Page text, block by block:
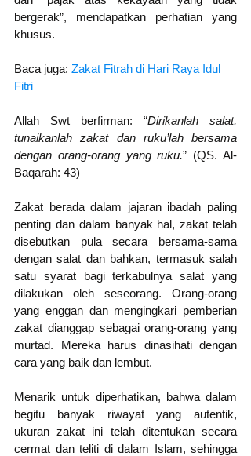
bergerak”, mendapatkan perhatian yang
khusus.
Baca juga: Zakat Fitrah di Hari Raya Idul
Fitri
Allah Swt berfirman: “Dirikanlah salat,
tunaikanlah zakat dan ruku’lah bersama
dengan orang-orang yang ruku.” (QS. Al-
Baqarah: 43)
Zakat berada dalam jajaran ibadah paling
penting dan dalam banyak hal, zakat telah
disebutkan pula secara bersama-sama
dengan salat dan bahkan, termasuk salah
satu syarat bagi terkabulnya salat yang
dilakukan oleh seseorang. Orang-orang
yang enggan dan mengingkari pemberian
zakat dianggap sebagai orang-orang yang
murtad. Mereka harus dinasihati dengan
cara yang baik dan lembut.
Menarik untuk diperhatikan, bahwa dalam
begitu banyak riwayat yang autentik,
ukuran zakat ini telah ditentukan secara
cermat dan teliti di dalam Islam, sehingga